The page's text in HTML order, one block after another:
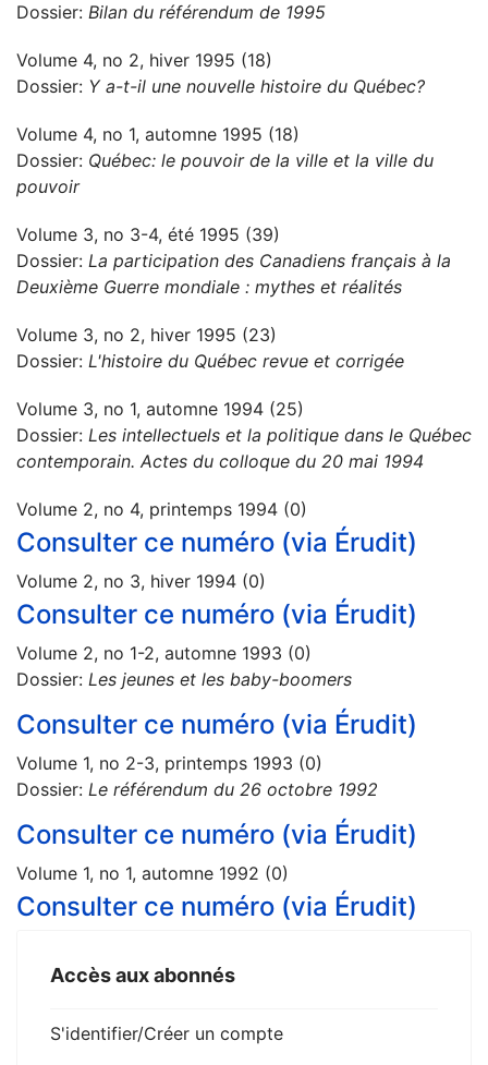
Dossier: Bilan du référendum de 1995
Volume 4, no 2, hiver 1995 (18)
Dossier: Y a-t-il une nouvelle histoire du Québec?
Volume 4, no 1, automne 1995 (18)
Dossier: Québec: le pouvoir de la ville et la ville du
pouvoir
Volume 3, no 3-4, été 1995 (39)
Dossier: La participation des Canadiens français à la
Deuxième Guerre mondiale : mythes et réalités
Volume 3, no 2, hiver 1995 (23)
Dossier: L'histoire du Québec revue et corrigée
Volume 3, no 1, automne 1994 (25)
Dossier: Les intellectuels et la politique dans le Québec
contemporain. Actes du colloque du 20 mai 1994
Volume 2, no 4, printemps 1994 (0)
Consulter ce numéro (via Érudit)
Volume 2, no 3, hiver 1994 (0)
Consulter ce numéro (via Érudit)
Volume 2, no 1-2, automne 1993 (0)
Dossier: Les jeunes et les baby-boomers
Consulter ce numéro (via Érudit)
Volume 1, no 2-3, printemps 1993 (0)
Dossier: Le référendum du 26 octobre 1992
Consulter ce numéro (via Érudit)
Volume 1, no 1, automne 1992 (0)
Consulter ce numéro (via Érudit)
Accès aux abonnés
S'identifier/Créer un compte